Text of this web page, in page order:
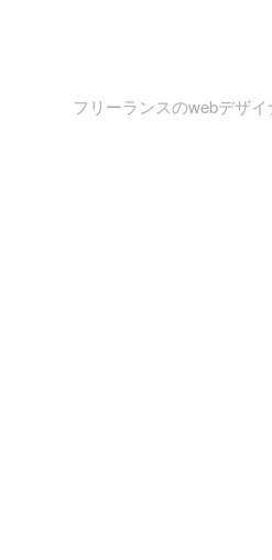
フリーランスのwebデザ